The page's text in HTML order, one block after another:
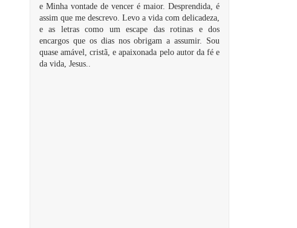
e Minha vontade de vencer é maior. Desprendida, é
assim que me descrevo. Levo a vida com delicadeza,
e as letras como um escape das rotinas e dos
encargos que os dias nos obrigam a assumir. Sou
quase amável, cristã, e apaixonada pelo autor da fé e
da vida, Jesus..